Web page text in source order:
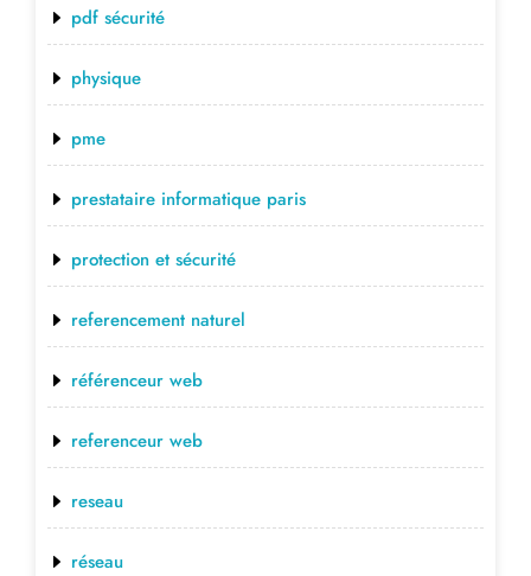
pdf sécurité
physique
pme
prestataire informatique paris
protection et sécurité
referencement naturel
référenceur web
referenceur web
reseau
réseau